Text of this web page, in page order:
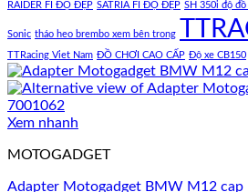
RAIDER FI ĐỘ ĐẸP SATRIA FI ĐỘ ĐẸP SH 350i độ
Sonic tháo heo brembo xem bên trong
TTRacing Viet Nam ĐỒ CHƠI CAO CẤP Độ xe CB150
Xem nhanh
MOTOGADGET
Adapter Motogadget BMW M12 cap